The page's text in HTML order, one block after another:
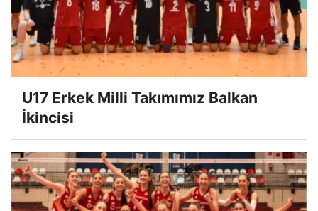
U17 Erkek Milli Takımımız Balkan
İkincisi